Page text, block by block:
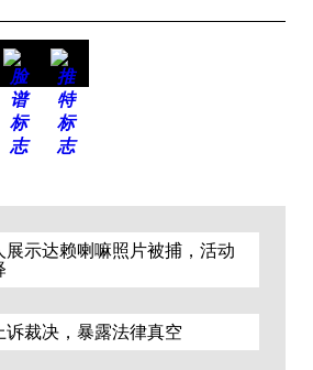
展示达赖喇嘛照片被捕，活动
裁决，暴露法律真空